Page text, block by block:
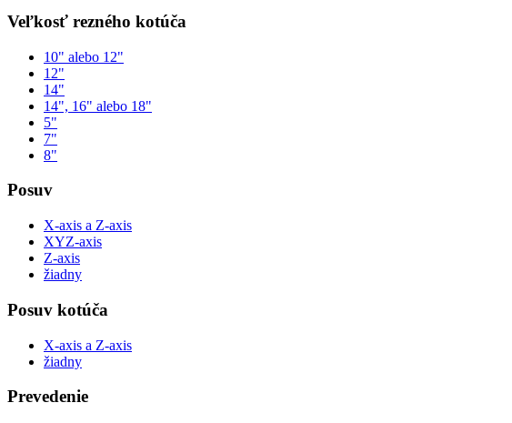
Veľkosť rezného kotúča
10" alebo 12"
12"
14"
14", 16" alebo 18"
5"
7"
8"
Posuv
X-axis a Z-axis
XYZ-axis
Z-axis
žiadny
Posuv kotúča
X-axis a Z-axis
žiadny
Prevedenie